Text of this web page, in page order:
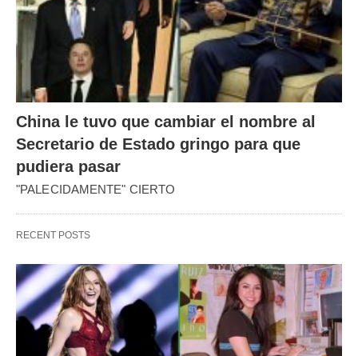
China le tuvo que cambiar el nombre al
Secretario de Estado gringo para que
pudiera pasar
"PALECIDAMENTE" CIERTO
RECENT POSTS